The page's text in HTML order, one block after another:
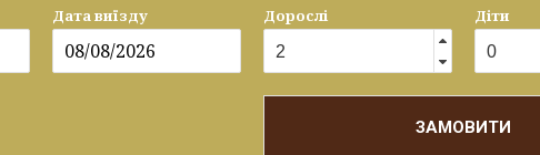
Дата виїзду Дорослі Діти
ЗАМОВИТИ